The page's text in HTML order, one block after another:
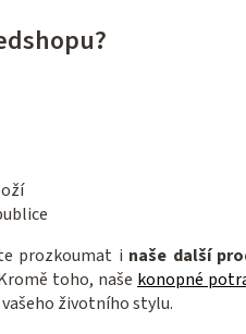
prozkoumat i naše další
toho, naše konopné
životního stylu.